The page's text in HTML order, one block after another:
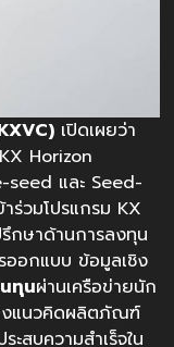
เปิดเผยว่า
Horizon
seed และ Seed-
วมโปรแกรม KX
รึกษาด้านการลงทุน
ออกแบบ ข้อมูลเชิง
ทุนผ่านเครือข่ายนัก
งแนวคิดผลิตภัณฑ์
สบความสำเร็จใน